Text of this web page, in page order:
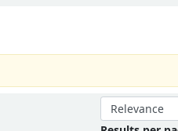
Sort by: